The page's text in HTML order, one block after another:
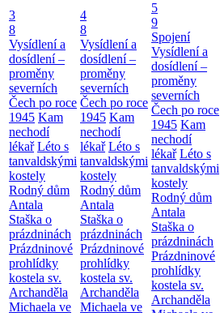
3
8
Vysídlení a
dosídlení –
proměny
severních
Čech po roce
1945 Kam
nechodí
lékař Léto s
tanvaldskými
kostely
Rodný dům
Antala
Staška o
prázdninách
Prázdninové
prohlídky
kostela sv.
Archanděla
Michaela ve
4
8
Vysídlení a
dosídlení –
proměny
severních
Čech po roce
1945 Kam
nechodí
lékař Léto s
tanvaldskými
kostely
Rodný dům
Antala
Staška o
prázdninách
Prázdninové
prohlídky
kostela sv.
Archanděla
Michaela ve
5
9
Spojení
Vysídlení a
dosídlení –
proměny
severních
Čech po roce
1945 Kam
nechodí
lékař Léto s
tanvaldskými
kostely
Rodný dům
Antala
Staška o
prázdninách
Prázdninové
prohlídky
kostela sv.
Archanděla